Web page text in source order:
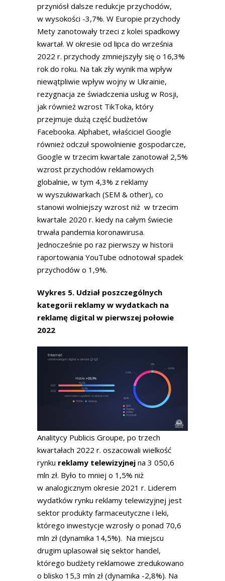
przyniósł dalsze redukcje przychodów,
w wysokości -3,7%. W Europie przychody
Mety zanotowały trzeci z kolei spadkowy
kwartał. W okresie od lipca do września
2022 r. przychody zmniejszyły się o 16,3%
rok do roku. Na tak zły wynik ma wpływ
niewątpliwie wpływ wojny w Ukrainie,
rezygnacja ze świadczenia usług w Rosji,
jak również wzrost TikToka, który
przejmuje dużą część budżetów
Facebooka. Alphabet, właściciel Google
również odczuł spowolnienie gospodarcze,
Google w trzecim kwartale zanotował 2,5%
wzrost przychodów reklamowych
globalnie, w tym 4,3% z reklamy
w wyszukiwarkach (SEM & other), co
stanowi wolniejszy wzrost niż w trzecim
kwartale 2020 r. kiedy na całym świecie
trwała pandemia koronawirusa.
Jednocześnie po raz pierwszy w historii
raportowania YouTube odnotował spadek
przychodów o 1,9%.
Wykres 5. Udział poszczególnych
kategorii reklamy w wydatkach na
reklamę digital w pierwszej połowie
2022
Analitycy Publicis Groupe, po trzech
kwartałach 2022 r. oszacowali wielkość
rynku reklamy telewizyjnej na 3 050,6
mln zł. Było to mniej o 1,5% niż
w analogicznym okresie 2021 r. Liderem
wydatków rynku reklamy telewizyjnej jest
sektor produkty farmaceutyczne i leki,
którego inwestycje wzrosły o ponad 70,6
mln zł (dynamika 14,5%). Na miejscu
drugim uplasował się sektor handel,
którego budżety reklamowe zredukowano
o blisko 15,3 mln zł (dynamika -2,8%). Na